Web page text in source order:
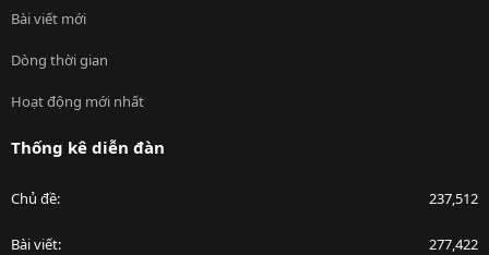
Bài viết mới
Dòng thời gian
Hoạt động mới nhất
Thống kê diễn đàn
Chủ đề 237,512
Bài viết 277,422